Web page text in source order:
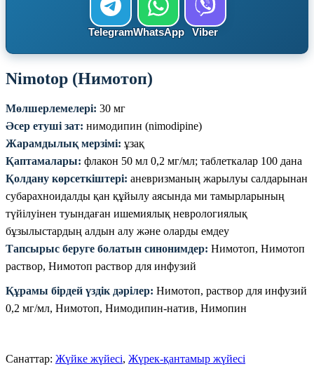
TelegramWhatsApp Viber
Nimotop (Нимотоп)
Мөлшерлемелері: 30 мг
Әсер етуші зат: нимодипин (nimodipine)
Жарамдылық мерзімі: ұзақ
Қаптамалары: флакон 50 мл 0,2 мг/мл; таблеткалар 100 дана
Қолдану көрсеткіштері: аневризманың жарылуы салдарынан
субарахноидалды қан құйылу аясында ми тамырларының
түйілуінен туындаған ишемиялық неврологиялық
бұзылыстардың алдын алу және оларды емдеу
Тапсырыс беруге болатын синонимдер: Нимотоп, Нимотоп
раствор, Нимотоп раствор для инфузий
Құрамы бірдей үздік дәрілер: Нимотоп, раствор для инфузий
0,2 мг/мл, Нимотоп, Нимодипин-натив, Нимопин
Санаттар: Жүйке жүйесі, Жүрек-қантамыр жүйесі